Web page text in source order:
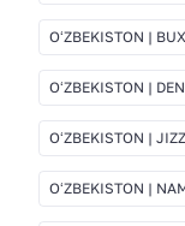
OʻZBEKISTON |
OʻZBEKISTON |
OʻZBEKISTON |
OʻZBEKISTON |